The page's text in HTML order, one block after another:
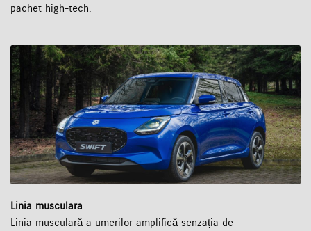
pachet high-tech.
Linia musculara
Linia musculară a umerilor amplifică senzația de